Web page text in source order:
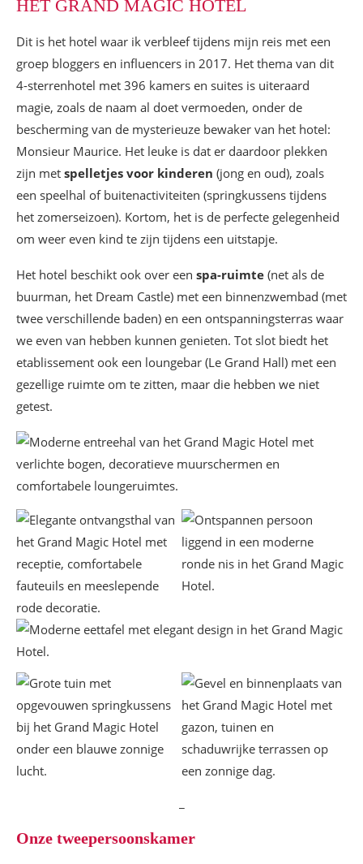
HET GRAND MAGIC HOTEL
Dit is het hotel waar ik verbleef tijdens mijn reis met een
groep bloggers en influencers in 2017. Het thema van dit
4-sterrenhotel met 396 kamers en suites is uiteraard
magie, zoals de naam al doet vermoeden, onder de
bescherming van de mysterieuze bewaker van het hotel:
Monsieur Maurice. Het leuke is dat er daardoor plekken
zijn met spelletjes voor kinderen (jong en oud), zoals
een speelhal of buitenactiviteiten (springkussens tijdens
het zomerseizoen). Kortom, het is de perfecte gelegenheid
om weer even kind te zijn tijdens een uitstapje.
Het hotel beschikt ook over een spa-ruimte (net als de
buurman, het Dream Castle) met een binnenzwembad (met
twee verschillende baden) en een ontspanningsterras waar
we even van hebben kunnen genieten. Tot slot biedt het
etablissement ook een loungebar (Le Grand Hall) met een
gezellige ruimte om te zitten, maar die hebben we niet
getest.
Onze tweepersoonskamer